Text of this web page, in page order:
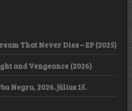
That Never Dies – EP (2025)
and Vengeance (2026)
Negra, 2026. július 15.